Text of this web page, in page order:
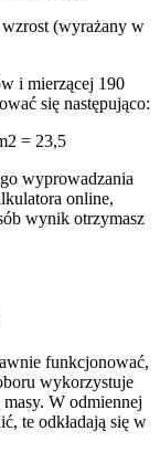
(wyrażany w
i mierzącej 190
się następująco:
= 23,5
wyprowadzania
online,
wynik otrzymasz
funkcjonować,
wykorzystuje
W odmiennej
te odkładają się w